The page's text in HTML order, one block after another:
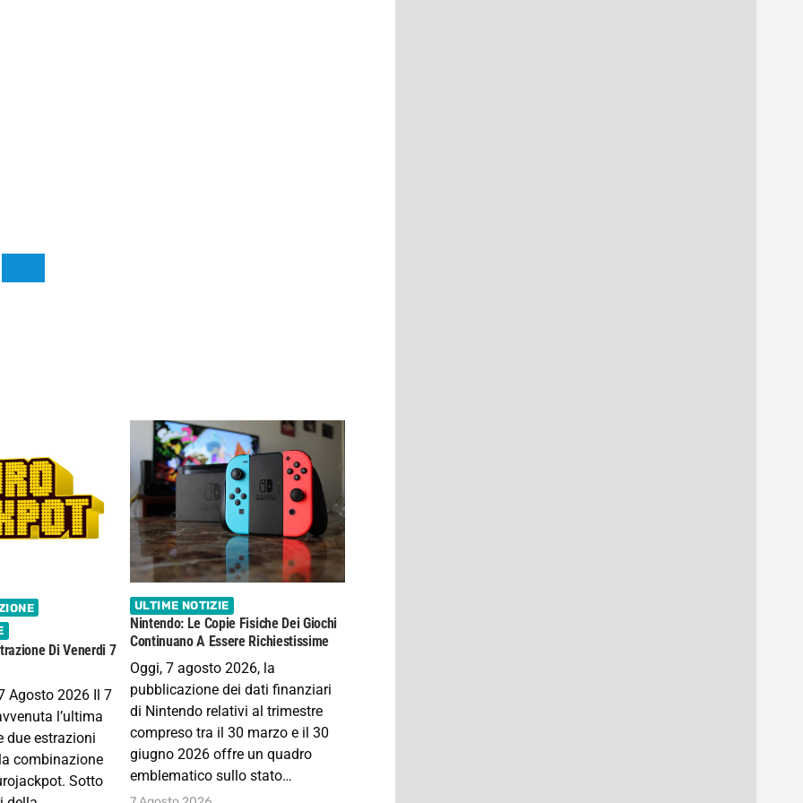
Di Venerdi 7
Agosto 2026 Il 7
l’ultima
due estrazioni
combinazione
Sotto
ULTIME NOTIZIE
Nintendo: Le Copie Fisiche Dei Giochi
Continuano A Essere Richiestissime
Oggi, 7 agosto 2026, la
pubblicazione dei dati finanziari
di Nintendo relativi al trimestre
compreso tra il 30 marzo e il 30
giugno 2026 offre un quadro
emblematico sullo stato…